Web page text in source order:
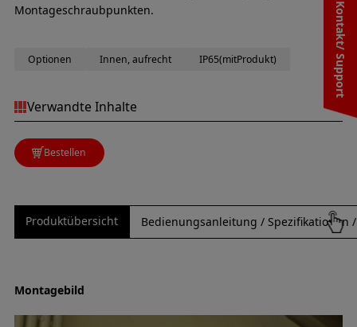
Kontakt/ Support
Montageschraubpunkten.
Optionen Innen, aufrecht IP65(mitProdukt)
Verwandte Inhalte
Bestellen
Produktübersicht Bedienungsanleitung / Spezifikationen
Montagebild